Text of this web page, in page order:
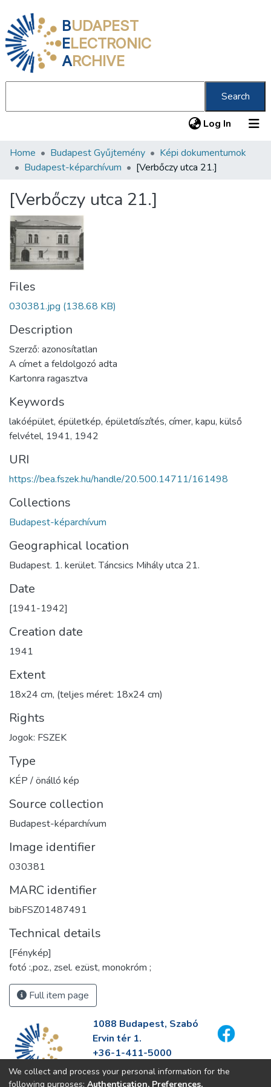
BUDAPEST
ELECTRONIC
ARCHIVE
Search
Log In (current)
Communities & Collections
Statistics
About us
Home Budapest Gyűjtemény
Képi dokumentumok
Budapest-képarchívum
[Verbőczy utca 21.]
[Verbőczy utca 21.]
Files
030381.jpg (138.68 KB)
Description
Szerző: azonosítatlan
A címet a feldolgozó adta
Kartonra ragasztva
Keywords
lakóépület, épületkép, épületdíszítés, címer, kapu, külső
felvétel, 1941, 1942
URI
https://bea.fszek.hu/handle/20.500.14711/161498
Collections
Budapest-képarchívum
Geographical location
Budapest. 1. kerület. Táncsics Mihály utca 21.
Date
[1941-1942]
Creation date
1941
Extent
18x24 cm, (teljes méret: 18x24 cm)
Rights
Jogok: FSZEK
Type
KÉP / önálló kép
Source collection
Budapest-képarchívum
Image identifier
030381
MARC identifier
bibFSZ01487491
Technical details
[Fénykép]
fotó :,poz., zsel. ezüst, monokróm ;
Full item page
1088 Budapest, Szabó
Ervin tér 1.
+36-1-411-5000
info@fszek.hu
https://fszek.hu
We collect and process your personal information for the
following purposes: Authentication, Preferences,